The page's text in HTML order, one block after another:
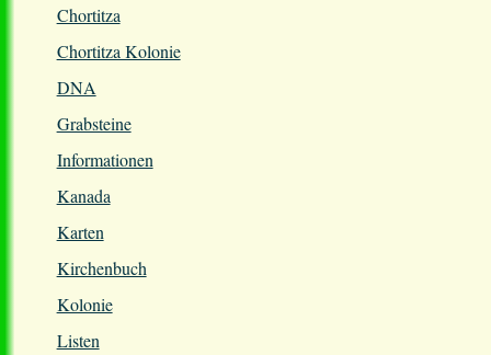
Chortitza
Chortitza Kolonie
DNA
Grabsteine
Informationen
Kanada
Karten
Kirchenbuch
Kolonie
Listen